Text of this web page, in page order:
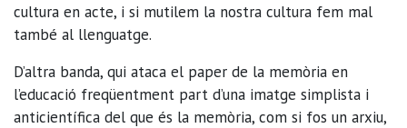
cultura en acte, i si mutilem la nostra cultura fem mal
també al llenguatge.
D’altra banda, qui ataca el paper de la memòria en
l’educació freqüentment part d’una imatge simplista i
anticientífica del que és la memòria, com si fos un arxiu,